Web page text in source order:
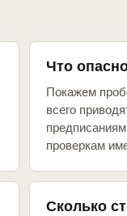
Что
Покажем
всего
проверкам
Сколько